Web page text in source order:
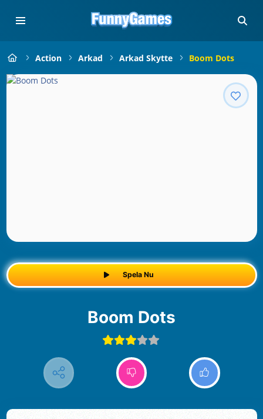
Action Arkad Arkad Skytte Boom Dots
Spela Nu
Boom Dots